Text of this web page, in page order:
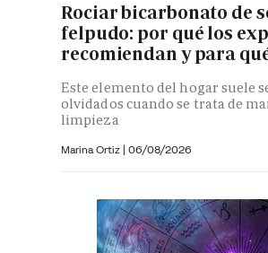
Rociar bicarbonato de
felpudo: por qué los
recomiendan y para
Este elemento del hogar suele
olvidados cuando se trata de
limpieza
Marina Ortiz | 06/08/2026